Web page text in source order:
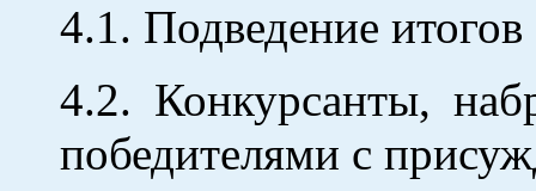
4.1. Подведение
4.2. Конкурсанты,
победителями с